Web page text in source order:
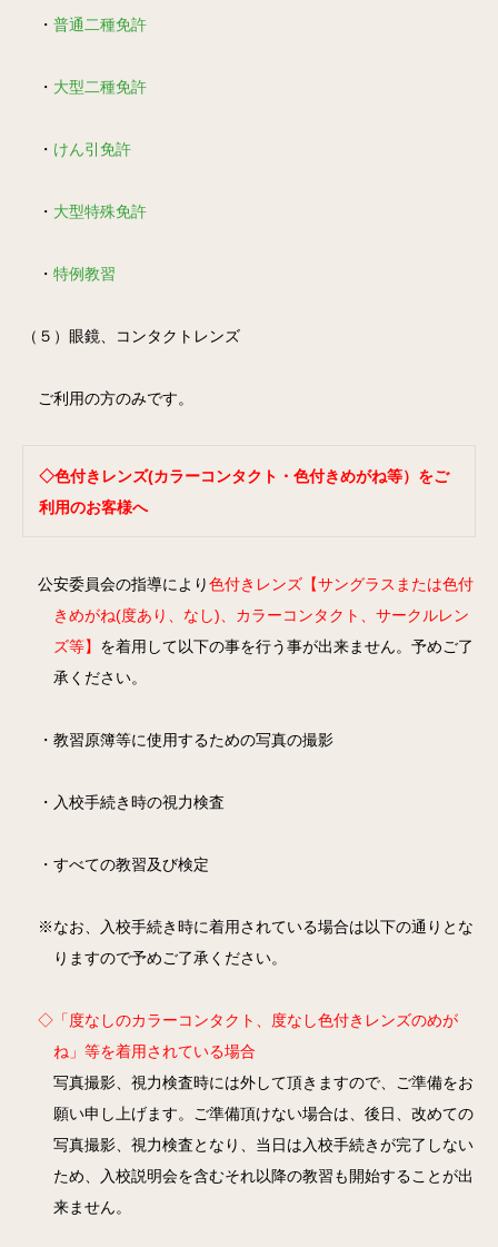
・ 普通二種免許
・ 大型二種免許
・ けん引免許
・ 大型特殊免許
・ 特例教習
（５）眼鏡、コンタクトレンズ
ご利用の方のみです。
◇色付きレンズ(カラーコンタクト・色付きめがね等）をご
利用のお客様へ
公安委員会の指導により色付きレンズ【サングラスまたは色付
きめがね(度あり、なし)、カラーコンタクト、サークルレン
ズ等】 を着用して以下の事を行う事が出来ません。予めご了
承ください。
・教習原簿等に使用するための写真の撮影
・入校手続き時の視力検査
・すべての教習及び検定
※なお、入校手続き時に着用されている場合は以下の通りとな
りますので予めご了承ください。
◇「度なしのカラーコンタクト、度なし色付きレンズのめが
ね」等を着用されている場合
写真撮影、視力検査時には外して頂きますので、ご準備をお
願い申し上げます。ご準備頂けない場合は、後日、改めての
写真撮影、視力検査となり、当日は入校手続きが完了しない
ため、入校説明会を含むそれ以降の教習も開始することが出
来ません。